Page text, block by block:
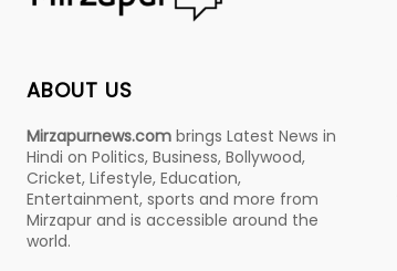
ABOUT US
Mirzapurnews.com brings Latest News in
Hindi on Politics, Business, Bollywood,
Cricket, Lifestyle, Education,
Entertainment, sports and more from
Mirzapur and is accessible around the
world.